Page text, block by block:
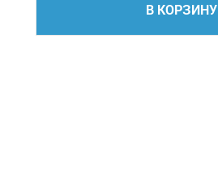
В КОРЗИНУ